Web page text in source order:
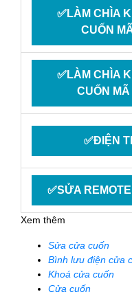
✅LÀM CHÌA
CUỐN
✅LÀM CHÌA
CUỐN
✅ĐIỆN
✅SỬA
Xem thêm
Sửa cửa cuốn
Bình lưu điện cửa
Khoá cửa cuốn
Cửa cuốn